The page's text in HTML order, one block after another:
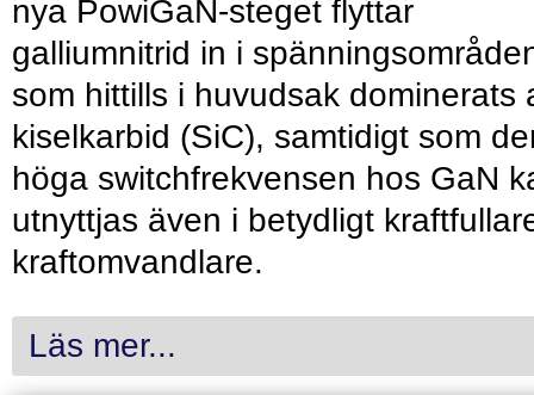
nya PowiGaN-steget flyttar
galliumnitrid in i
som hittills i huvudsak dominerats
kiselkarbid (SiC), samtidigt som
höga switchfrekvensen hos GaN
utnyttjas även i betydligt
kraftomvandlare.
Läs mer...